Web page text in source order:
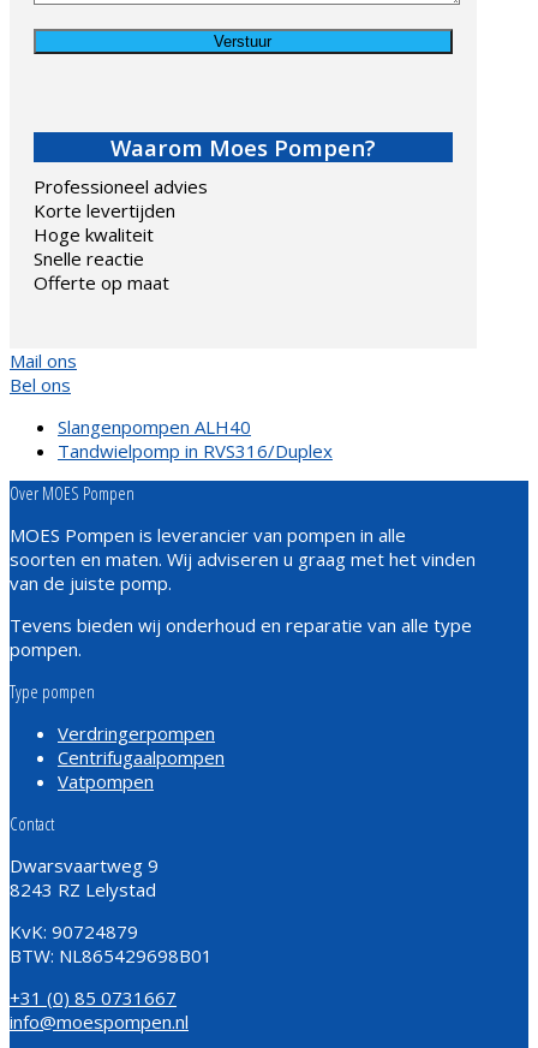
Gelieve dit veld leeg te laten.
Waarom Moes Pompen?
Professioneel advies
Korte levertijden
Hoge kwaliteit
Snelle reactie
Offerte op maat
Mail ons
Bel ons
previous
post:
Slangenpompen ALH40
next
Tandwielpomp in RVS316/Duplex
Over MOES Pompen
MOES Pompen is leverancier van pompen in alle
soorten en maten. Wij adviseren u graag met het vinden
van de juiste pomp.
Tevens bieden wij onderhoud en reparatie van alle type
pompen.
Type pompen
Verdringerpompen
Centrifugaalpompen
Vatpompen
Contact
Dwarsvaartweg 9
8243 RZ Lelystad
KvK: 90724879
BTW: NL865429698B01
+31 (0) 85 0731667
info@moespompen.nl